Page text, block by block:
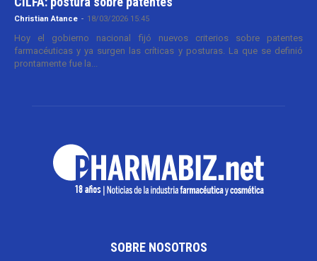
Christian Atance - 18/03/2026 15:45
Hoy el gobierno nacional fijó nuevos criterios sobre patentes
farmacéuticas y ya surgen las críticas y posturas. La que se definió
prontamente fue la...
SOBRE NOSOTROS